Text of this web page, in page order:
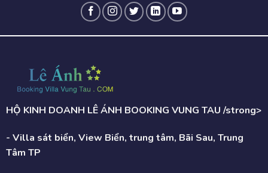
HỘ KINH DOANH LÊ ÁNH BOOKING VUNG TAU /strong>
- Villa sát biển, View Biển, trung tâm, Bãi Sau, Trung
Tâm TP